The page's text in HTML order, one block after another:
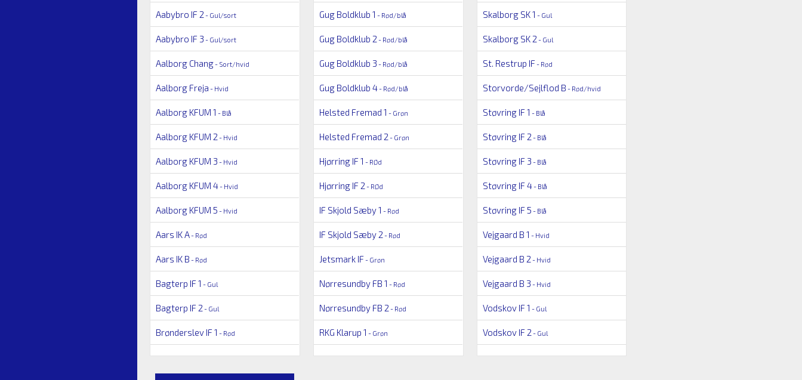
Aabybro IF 2 - Gul/sort
Aabybro IF 3 - Gul/sort
Aalborg Chang- Sort/hvid
Aalborg Freja - Hvid
Aalborg KFUM 1 - Blå
Aalborg KFUM 2 - Hvid
Aalborg KFUM 3 - Hvid
Aalborg KFUM 4- Hvid
Aalborg KFUM 5 - Hvid
Aars IK A- Rød
Aars IK B - Rød
Bagterp IF 1 - Gul
Bagterp IF 2 - Gul
Brønderslev IF 1 - Rød
Gug Boldklub 1 - Rød/blå
Gug Boldklub 2 - Rød/blå
Gug Boldklub 3 - Rød/blå
Gug Boldklub 4- Rød/blå
Helsted Fremad 1 - Grøn
Helsted Fremad 2 - Grøn
Hjørring IF 1 - RØd
Hjørring IF 2 - RØd
IF Skjold Sæby 1 - Rød
IF Skjold Sæby 2 - Rød
Jetsmark IF - Grøn
Nørresundby FB 1 - Rød
Nørresundby FB 2 - Rød
RKG Klarup 1 - Grøn
Skalborg SK 1 - Gul
Skalborg SK 2 - Gul
St. Restrup IF - Rød
Storvorde/Sejlflod B - Rød/hvid
Støvring IF 1 - Blå
Støvring IF 2 - Blå
Støvring IF 3 - Blå
Støvring IF 4- Blå
Støvring IF 5 - Blå
Vejgaard B 1 - Hvid
Vejgaard B 2 - Hvid
Vejgaard B 3 - Hvid
Vodskov IF 1 - Gul
Vodskov IF 2 - Gul